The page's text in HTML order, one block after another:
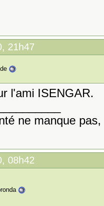
21h47
l'ami ISENGAR.
ne manque
08h42